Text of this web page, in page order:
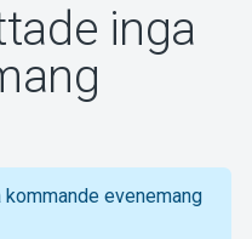
inga
evenemang